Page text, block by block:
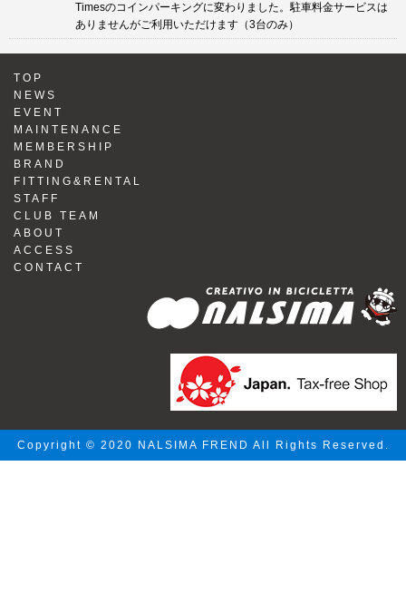
Timesのコインパーキングに変わりました。駐車料金サービスは
ありませんがご利用いただけます（3台のみ）
TOP
NEWS
EVENT
MAINTENANCE
MEMBERSHIP
BRAND
FITTING&RENTAL
STAFF
CLUB TEAM
ABOUT
ACCESS
CONTACT
Copyright © 2020 NALSIMA FREND All Rights Reserved.